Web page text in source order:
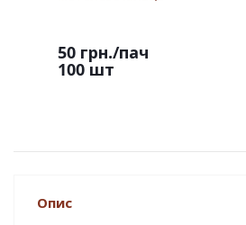
50 грн./пач
100 шт
Опис